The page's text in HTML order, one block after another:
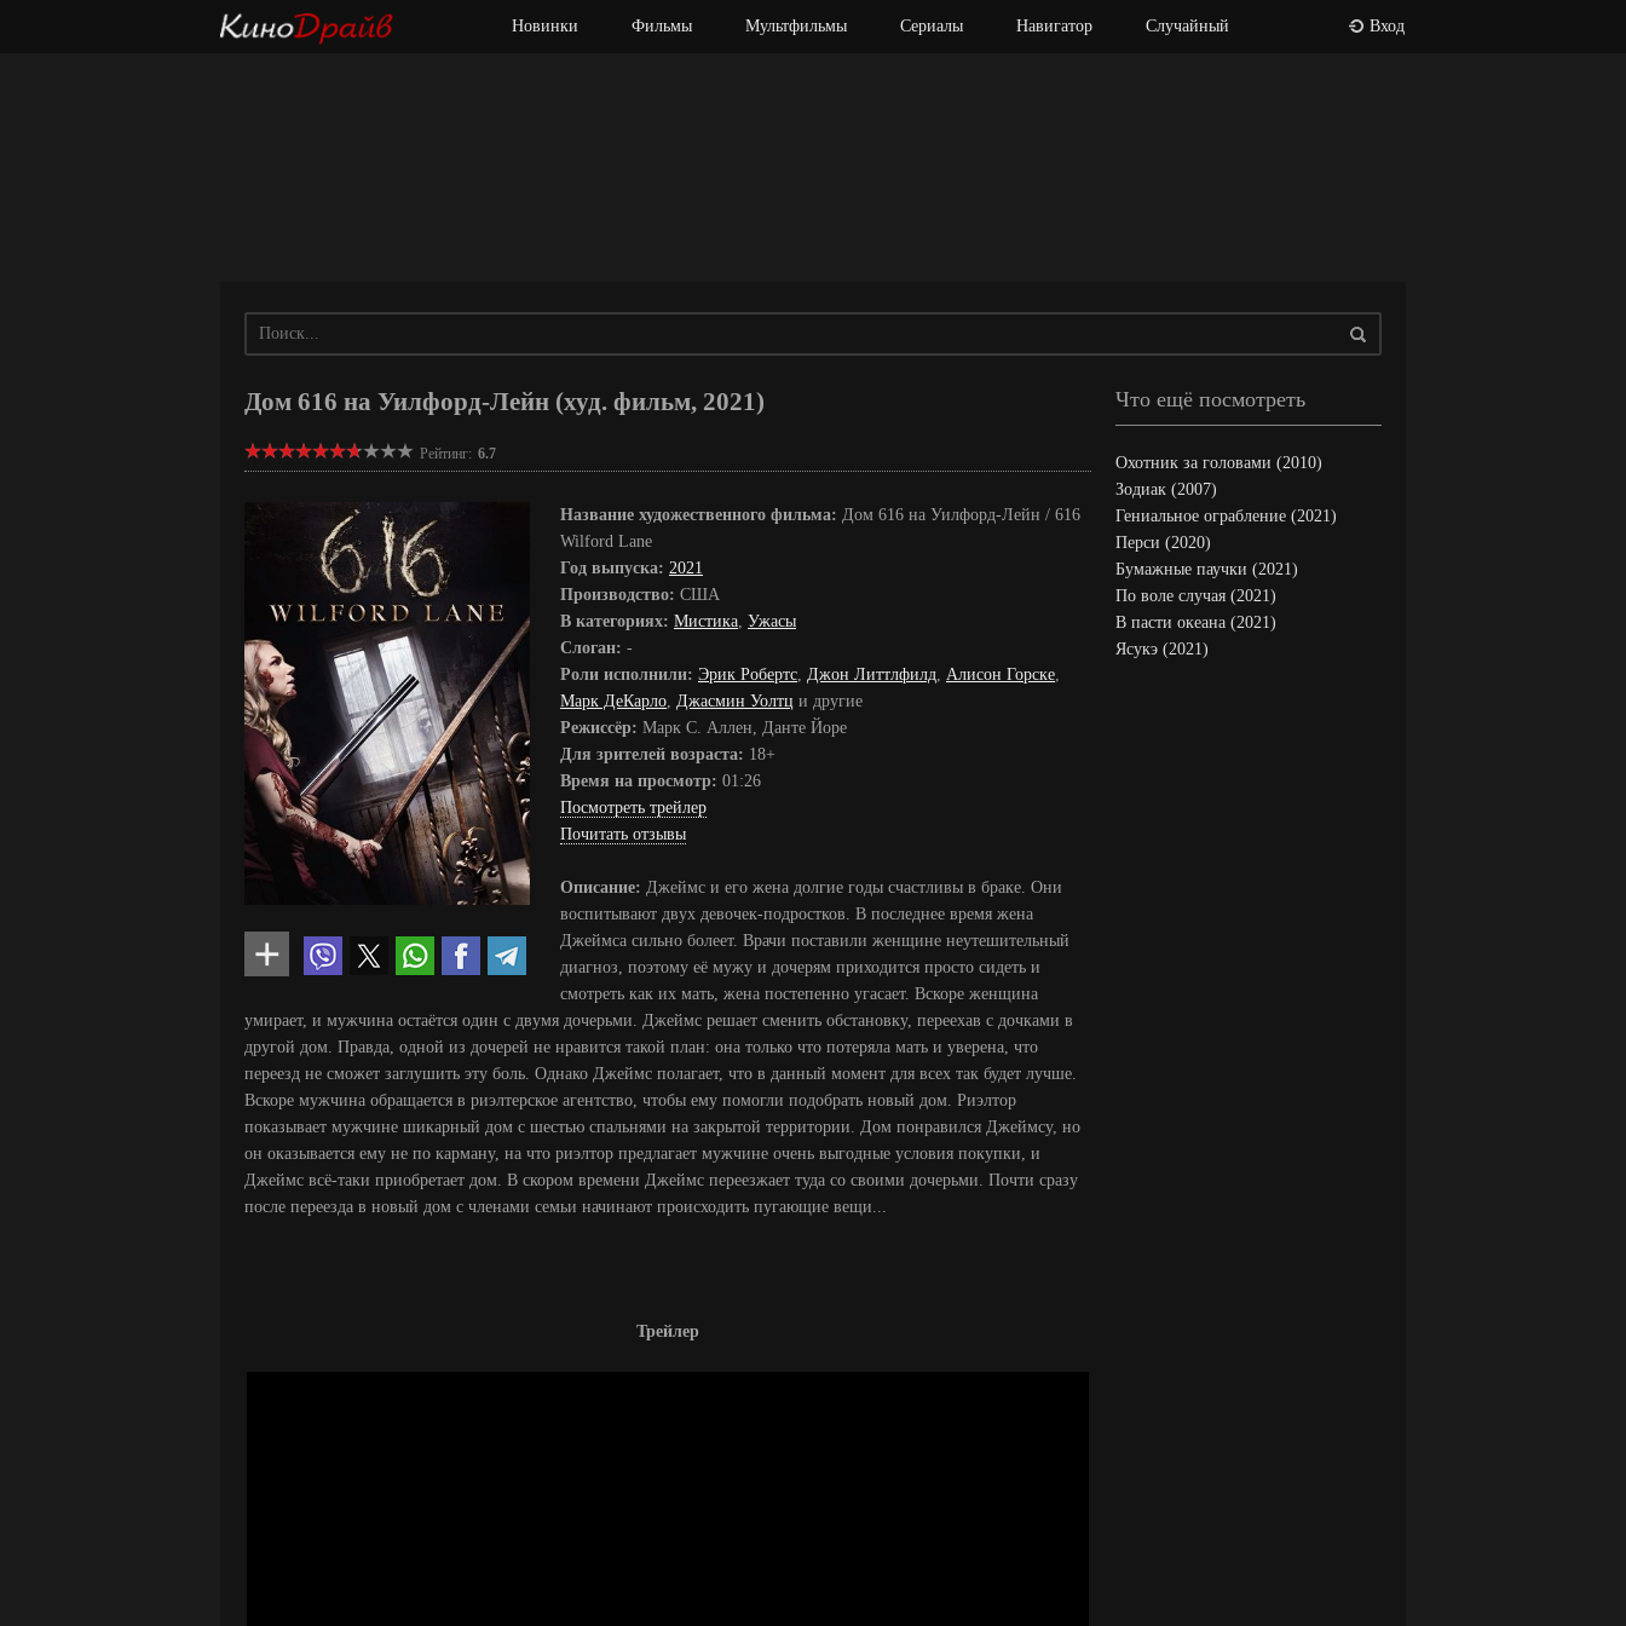
Новинки Фильмы Мультфильмы Сериалы Навигатор Случайный Вход
Дом 616 на Уилфорд-Лейн (худ. фильм, 2021)
Рейтинг: 6.7
Название художественного фильма: Дом 616 на Уилфорд-Лейн / 616
Wilford Lane
Год выпуска: 2021
Производство: США
В категориях: Мистика, Ужасы
Слоган: -
Роли исполнили: Эрик Робертс, Джон Литтлфилд, Алисон Горске,
Марк ДеКарло, Джасмин Уолтц и другие
Режиссёр: Марк С. Аллен, Данте Йоре
Для зрителей возраста: 18+
Время на просмотр: 01:26
Посмотреть трейлер
Почитать отзывы
Описание: Джеймс и его жена долгие годы счастливы в браке. Они
воспитывают двух девочек-подростков. В последнее время жена
Джеймса сильно болеет. Врачи поставили женщине неутешительный
диагноз, поэтому её мужу и дочерям приходится просто сидеть и
смотреть как их мать, жена постепенно угасает. Вскоре женщина
умирает, и мужчина остаётся один с двумя дочерьми. Джеймс решает сменить обстановку, переехав с дочками в
другой дом. Правда, одной из дочерей не нравится такой план: она только что потеряла мать и уверена, что
переезд не сможет заглушить эту боль. Однако Джеймс полагает, что в данный момент для всех так будет лучше.
Вскоре мужчина обращается в риэлтерское агентство, чтобы ему помогли подобрать новый дом. Риэлтор
показывает мужчине шикарный дом с шестью спальнями на закрытой территории. Дом понравился Джеймсу, но
он оказывается ему не по карману, на что риэлтор предлагает мужчине очень выгодные условия покупки, и
Джеймс всё-таки приобретает дом. В скором времени Джеймс переезжает туда со своими дочерьми. Почти сразу
после переезда в новый дом с членами семьи начинают происходить пугающие вещи...
Трейлер
Что ещё посмотреть
Охотник за головами (2010)
Зодиак (2007)
Гениальное ограбление (2021)
Перси (2020)
Бумажные паучки (2021)
По воле случая (2021)
В пасти океана (2021)
Ясукэ (2021)